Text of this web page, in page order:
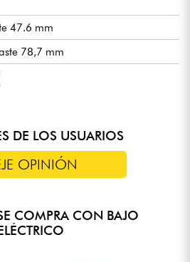
47.6 mm
78,7 mm
21,8 mm
23,6 mm
Sadowsky Hum-cancelling J-Style
activo Sadowsky de 2 vías
tirar para desactivar el
concéntricos)
Release
Open Gear
Portabag
DE LOS USUARIOS
OPINIÓN
COMPRA CON BAJO